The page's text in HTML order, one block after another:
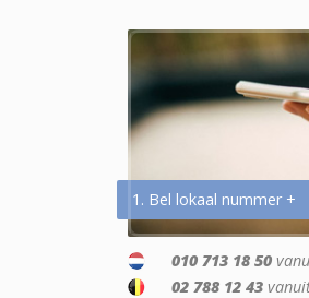
1. Bel lokaal nummer +
010 713 18 50
02 788 12 43